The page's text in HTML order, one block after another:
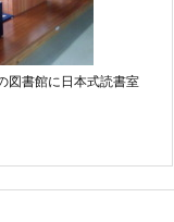
図書館に日本式読書室